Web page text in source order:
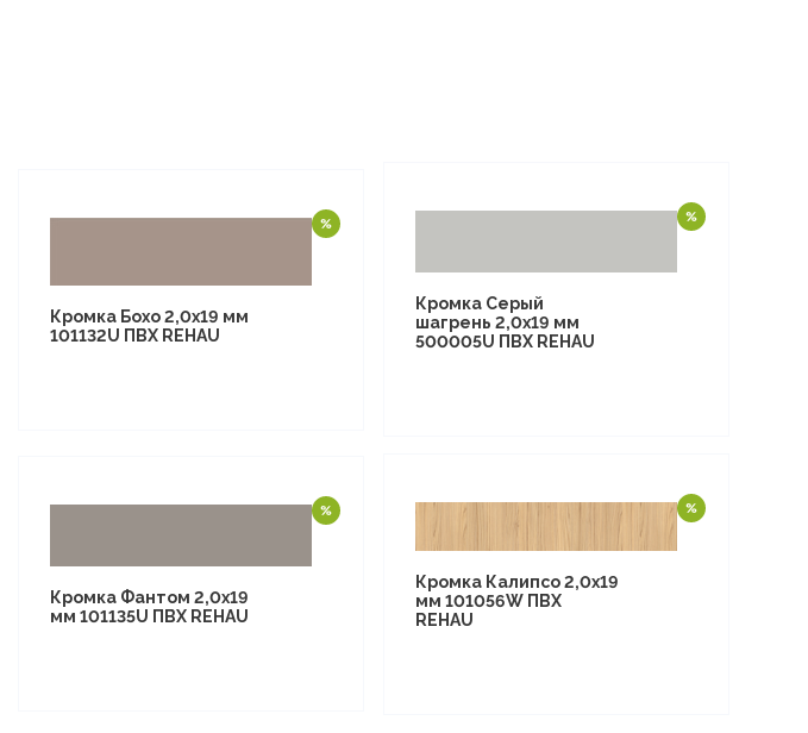
Кромка Бохо 2,0х19 мм
101132U ПВХ REHAU
Кромка Серый
шагрень 2,0х19 мм
500005U ПВХ REHAU
Кромка Фантом 2,0х19
мм 101135U ПВХ REHAU
Кромка Калипсо 2,0х19
мм 101056W ПВХ
REHAU